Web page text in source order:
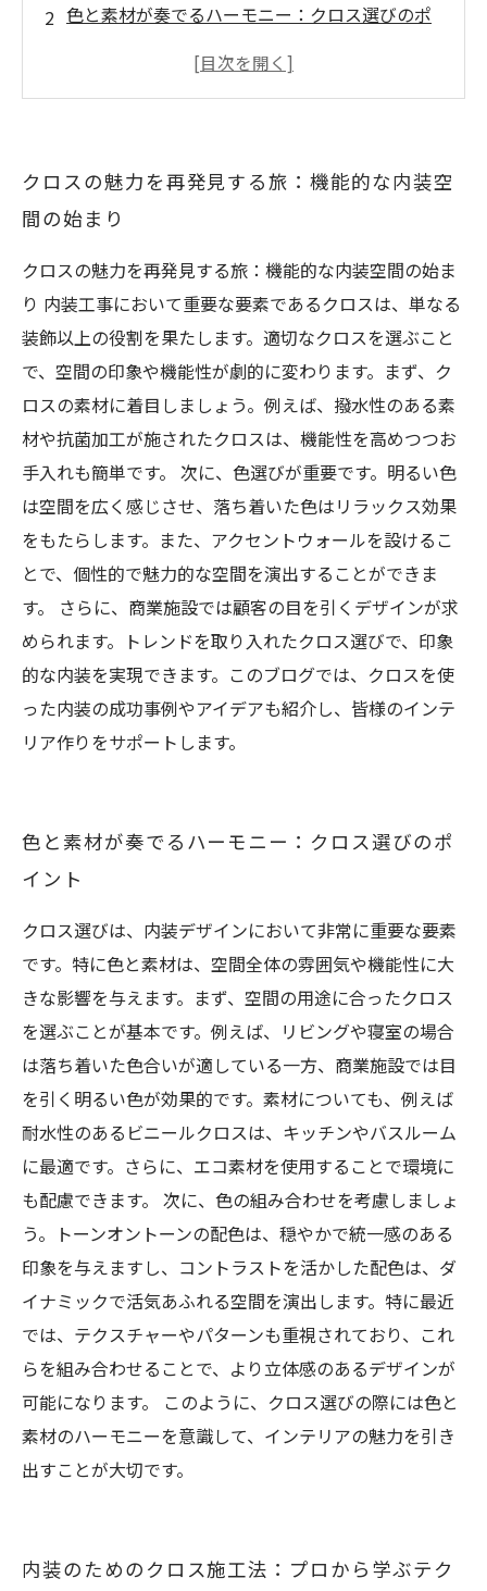
色と素材が奏でるハーモニー：クロス選びのポ
イデア集
商業施設でのクロス活用法：集客力を向上させ
るデザイン
最新トレンドに乗る！クロスで作るスタイリッ
シュな空間
自分らしい空間を実現するために：クロスで広
がる内装の可能性
クロスの魅力を再発見する旅：機能的な内装空
間の始まり
クロスの魅力を再発見する旅：機能的な内装空間の始ま
り 内装工事において重要な要素であるクロスは、単なる
装飾以上の役割を果たします。適切なクロスを選ぶこと
で、空間の印象や機能性が劇的に変わります。まず、ク
ロスの素材に着目しましょう。例えば、撥水性のある素
材や抗菌加工が施されたクロスは、機能性を高めつつお
手入れも簡単です。 次に、色選びが重要です。明るい色
は空間を広く感じさせ、落ち着いた色はリラックス効果
をもたらします。また、アクセントウォールを設けるこ
とで、個性的で魅力的な空間を演出することができま
す。 さらに、商業施設では顧客の目を引くデザインが求
められます。トレンドを取り入れたクロス選びで、印象
的な内装を実現できます。このブログでは、クロスを使
った内装の成功事例やアイデアも紹介し、皆様のインテ
リア作りをサポートします。
色と素材が奏でるハーモニー：クロス選びのポ
イント
クロス選びは、内装デザインにおいて非常に重要な要素
です。特に色と素材は、空間全体の雰囲気や機能性に大
きな影響を与えます。まず、空間の用途に合ったクロス
を選ぶことが基本です。例えば、リビングや寝室の場合
は落ち着いた色合いが適している一方、商業施設では目
を引く明るい色が効果的です。素材についても、例えば
耐水性のあるビニールクロスは、キッチンやバスルーム
に最適です。さらに、エコ素材を使用することで環境に
も配慮できます。 次に、色の組み合わせを考慮しましょ
う。トーンオントーンの配色は、穏やかで統一感のある
印象を与えますし、コントラストを活かした配色は、ダ
イナミックで活気あふれる空間を演出します。特に最近
では、テクスチャーやパターンも重視されており、これ
らを組み合わせることで、より立体感のあるデザインが
可能になります。 このように、クロス選びの際には色と
素材のハーモニーを意識して、インテリアの魅力を引き
出すことが大切です。
内装のためのクロス施工法：プロから学ぶテク